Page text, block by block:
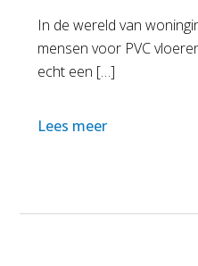
In de wereld van
mensen voor PVC
echt een […]
Lees meer